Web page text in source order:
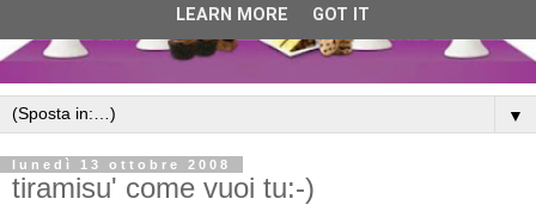
▼
lunedì 13 ottobre 2008
tiramisu' come vuoi tu:-)
LEARN MORE GOT IT